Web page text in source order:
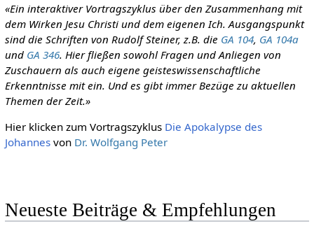
«Ein interaktiver Vortragszyklus über den Zusammenhang mit
dem Wirken Jesu Christi und dem eigenen Ich. Ausgangspunkt
sind die Schriften von Rudolf Steiner, z.B. die GA 104, GA 104a
und GA 346. Hier fließen sowohl Fragen und Anliegen von
Zuschauern als auch eigene geisteswissenschaftliche
Erkenntnisse mit ein. Und es gibt immer Bezüge zu aktuellen
Themen der Zeit.»
Hier klicken zum Vortragszyklus Die Apokalypse des
Johannesvon Dr. Wolfgang Peter
Neueste Beiträge & Empfehlungen